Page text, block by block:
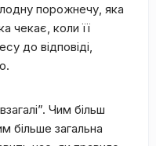
порожнечу, яка
чекає, коли її
до відповіді,
Чим більш
більше загальна